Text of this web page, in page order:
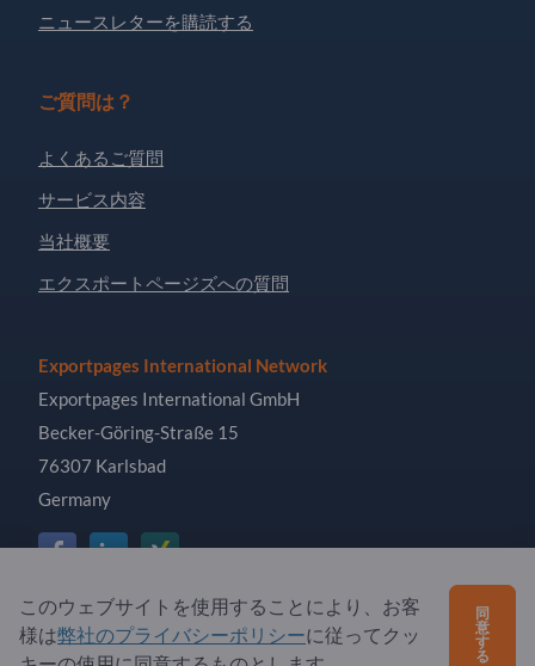
ニュースレターを購読する
ご質問は？
よくあるご質問
サービス内容
当社概要
エクスポートページズへの質問
Exportpages International Network
Exportpages International GmbH
Becker-Göring-Straße 15
76307 Karlsbad
Germany
Copyright © 2026 Exportpages International GmbH. All
Rights Reserved.
このウェブサイトを使用することにより、お客
様は弊社のプライバシーポリシーに従ってクッ
同
意
す
る